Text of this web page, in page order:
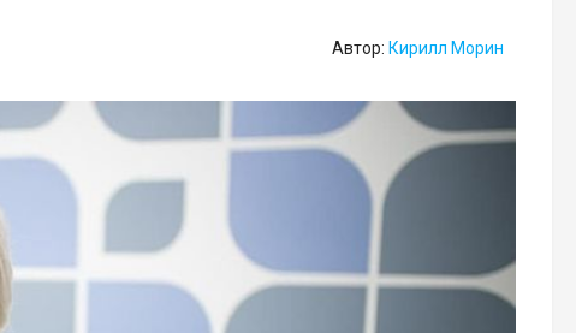
Автор: Кирилл Морин